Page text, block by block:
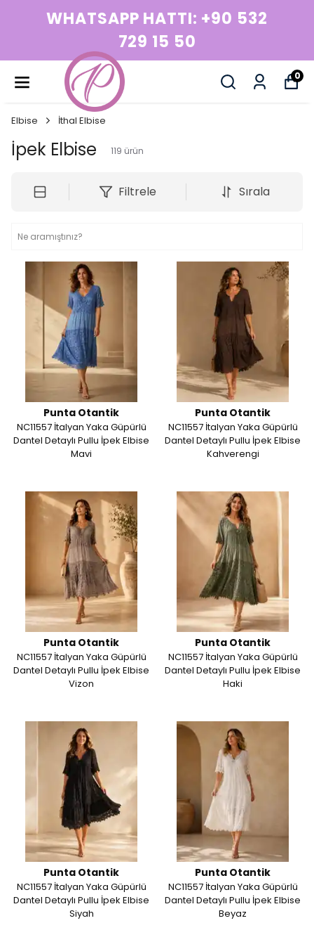
WHATSAPP HATTI: +90 532
729 15 50
0
Elbise İthal Elbise
İpek Elbise 119 ürün
Filtrele Sırala
Punta Otantik
NC11557 İtalyan Yaka Güpürlü
Dantel Detaylı Pullu İpek Elbise
Mavi
Punta Otantik
NC11557 İtalyan Yaka Güpürlü
Dantel Detaylı Pullu İpek Elbise
Kahverengi
Punta Otantik
NC11557 İtalyan Yaka Güpürlü
Dantel Detaylı Pullu İpek Elbise
Vizon
Punta Otantik
NC11557 İtalyan Yaka Güpürlü
Dantel Detaylı Pullu İpek Elbise
Haki
Punta Otantik
NC11557 İtalyan Yaka Güpürlü
Dantel Detaylı Pullu İpek Elbise
Siyah
Punta Otantik
NC11557 İtalyan Yaka Güpürlü
Dantel Detaylı Pullu İpek Elbise
Beyaz